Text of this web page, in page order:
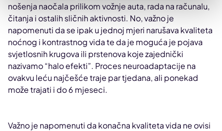
nošenja naočala prilikom vožnje auta, rada na računalu,
čitanja i ostalih sličnih aktivnosti. No, važno je
napomenuti da se ipak u jednoj mjeri narušava kvaliteta
noćnog i kontrastnog vida te da je moguća je pojava
svjetlosnih krugova ili prstenova koje zajednički
nazivamo “halo efekti”. Proces neuroadaptacije na
ovakvu leću najčešće traje par tjedana, ali ponekad
može trajati i do 6 mjeseci.
Važno je napomenuti da konačna kvaliteta vida ne ovisi